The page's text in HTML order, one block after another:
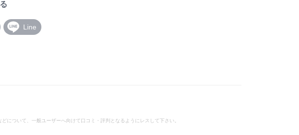
Line
について、一般ユーザーへ向けて口コミ・評判となるようにレスして下さい。